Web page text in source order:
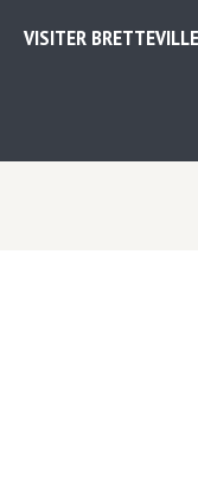
VISITER BRETTEVILLE